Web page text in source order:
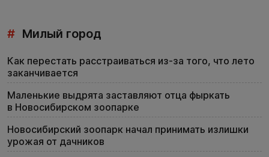
# Милый город
Как перестать расстраиваться из-за того, что лето
заканчивается
Маленькие выдрята заставляют отца фыркать
в Новосибирском зоопарке
Новосибирский зоопарк начал принимать излишки
урожая от дачников